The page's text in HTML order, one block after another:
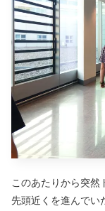
このあたりから突然
先頭近くを進んでい